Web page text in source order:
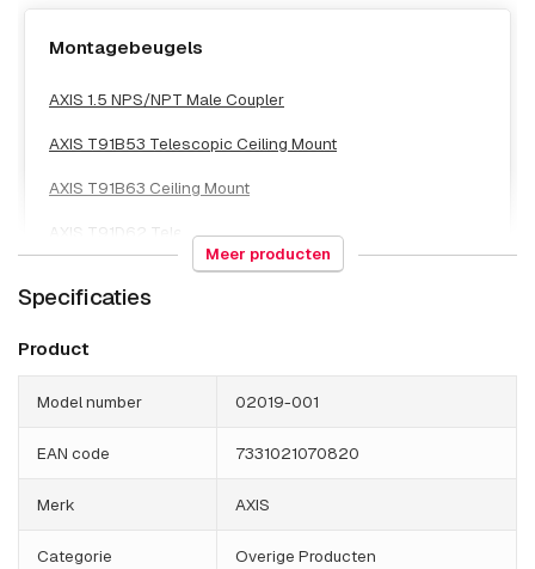
Montagebeugels
AXIS 1.5 NPS/NPT Male Coupler
AXIS T91B53 Telescopic Ceiling Mount
AXIS T91B63 Ceiling Mount
AXIS T91D62 Telescopic Parapet Mnt
AXIS TP3004-E Wall Mount Zwart
Meer producten
Specificaties
Product
Model number 02019-001
EAN code 7331021070820
Merk AXIS
Categorie Overige Producten